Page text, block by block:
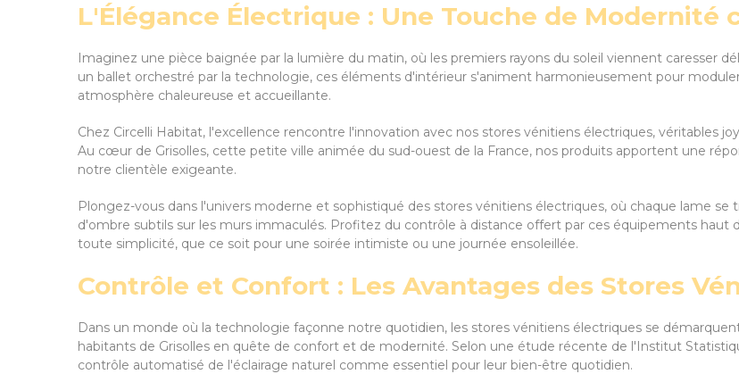
L'Élégance Électrique : Une Touche de Modernité
Imaginez une pièce baignée par la lumière du matin, où les premiers rayons du soleil viennent caresser
un ballet orchestré par la technologie, ces éléments d'intérieur s'animent harmonieusement pour
atmosphère chaleureuse et accueillante.
Chez Circelli Habitat, l'excellence rencontre l'innovation avec nos stores vénitiens électriques, véritables
Au cœur de Grisolles, cette petite ville animée du sud-ouest de la France, nos produits apportent une
notre clientèle exigeante.
Plongez-vous dans l'univers moderne et sophistiqué des stores vénitiens électriques, où chaque lame
d'ombre subtils sur les murs immaculés. Profitez du contrôle à distance offert par ces équipements
toute simplicité, que ce soit pour une soirée intimiste ou une journée ensoleillée.
Contrôle et Confort : Les Avantages des Stores
Dans un monde où la technologie façonne notre quotidien, les stores vénitiens électriques se
habitants de Grisolles en quête de confort et de modernité. Selon une étude récente de l'Institut
contrôle automatisé de l'éclairage naturel comme essentiel pour leur bien-être quotidien.